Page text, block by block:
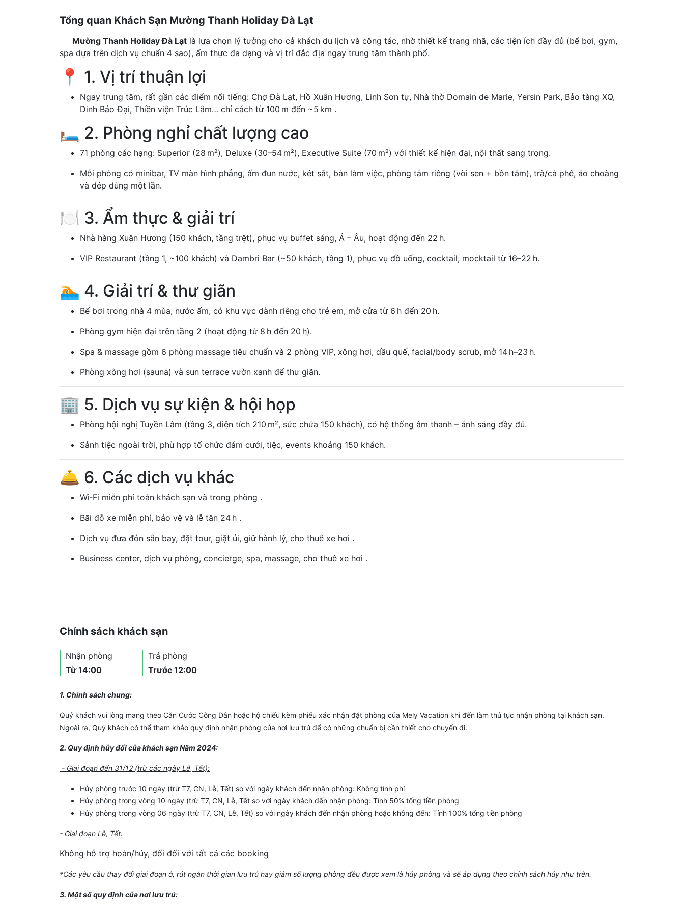
Tổng quan Khách Sạn Mường Thanh Holiday Đà Lạt
Mường Thanh Holiday Đà Lạt là lựa chọn lý tưởng cho cả khách du lịch và công tác, nhờ thiết kế trang nhã, các tiện ích đầy đủ (bể bơi, gym,
spa dựa trên dịch vụ chuẩn 4 sao), ẩm thực đa dạng và vị trí đắc địa ngay trung tâm thành phố.
📍 1. Vị trí thuận lợi
Ngay trung tâm, rất gần các điểm nổi tiếng: Chợ Đà Lạt, Hồ Xuân Hương, Linh Sơn tự, Nhà thờ Domain de Marie, Yersin Park, Bảo tàng XQ,
Dinh Bảo Đại, Thiền viện Trúc Lâm… chỉ cách từ 100 m đến ~5 km .
🛏️ 2. Phòng nghỉ chất lượng cao
71 phòng các hạng: Superior (28 m²), Deluxe (30–54 m²), Executive Suite (70 m²) với thiết kế hiện đại, nội thất sang trọng.
Mỗi phòng có minibar, TV màn hình phẳng, ấm đun nước, két sắt, bàn làm việc, phòng tắm riêng (vòi sen + bồn tắm), trà/cà phê, áo choàng
và dép dùng một lần.
🍽️ 3. Ẩm thực & giải trí
Nhà hàng Xuân Hương (150 khách, tầng trệt), phục vụ buffet sáng, Á – Âu, hoạt động đến 22 h.
VIP Restaurant (tầng 1, ~100 khách) và Dambri Bar (~50 khách, tầng 1), phục vụ đồ uống, cocktail, mocktail từ 16–22 h.
🏊 4. Giải trí & thư giãn
Bể bơi trong nhà 4 mùa, nước ấm, có khu vực dành riêng cho trẻ em, mở cửa từ 6 h đến 20 h.
Phòng gym hiện đại trên tầng 2 (hoạt động từ 8 h đến 20 h).
Spa & massage gồm 6 phòng massage tiêu chuẩn và 2 phòng VIP, xông hơi, dầu quế, facial/body scrub, mở 14 h–23 h.
Phòng xông hơi (sauna) và sun terrace vườn xanh để thư giãn.
🏢 5. Dịch vụ sự kiện & hội họp
Phòng hội nghị Tuyền Lâm (tầng 3, diện tích 210 m², sức chứa 150 khách), có hệ thống âm thanh – ánh sáng đầy đủ.
Sảnh tiệc ngoài trời, phù hợp tổ chức đám cưới, tiệc, events khoảng 150 khách.
🛎️ 6. Các dịch vụ khác
Wi‑Fi miễn phí toàn khách sạn và trong phòng .
Bãi đỗ xe miễn phí, bảo vệ và lễ tân 24 h .
Dịch vụ đưa đón sân bay, đặt tour, giặt ủi, giữ hành lý, cho thuê xe hơi .
Business center, dịch vụ phòng, concierge, spa, massage, cho thuê xe hơi .
Chính sách khách sạn
Nhận phòng
Từ 14:00
Trả phòng
Trước 12:00
1. Chính sách chung:
Quý khách vui lòng mang theo Căn Cước Công Dân hoặc hộ chiếu kèm phiếu xác nhận đặt phòng của Mely Vacation khi đến làm thủ tục nhận phòng tại khách sạn.
Ngoài ra, Quý khách có thể tham khảo quy định nhận phòng của nơi lưu trú để có những chuẩn bị cần thiết cho chuyến đi.
2. Quy định hủy đổi của khách sạn Năm 2024:
- Giai đoạn đến 31/12 (trừ các ngày Lễ, Tết):
Hủy phòng trước 10 ngày (trừ T7, CN, Lễ, Tết) so với ngày khách đến nhận phòng: Không tính phí
Hủy phòng trong vòng 10 ngày (trừ T7, CN, Lễ, Tết so với ngày khách đến nhận phòng: Tính 50% tổng tiền phòng
Hủy phòng trong vòng 06 ngày (trừ T7, CN, Lễ, Tết) so với ngày khách đến nhận phòng hoặc không đến: Tính 100% tổng tiền phòng
- Giai đoạn Lễ, Tết:
Không hỗ trợ hoàn/hủy, đổi đối với tất cả các booking
*Các yêu cầu thay đổi giai đoạn ở, rút ngắn thời gian lưu trú hay giảm số lượng phòng đều được xem là hủy phòng và sẽ áp dụng theo chính sách hủy như trên.
3. Một số quy định của nơi lưu trú: